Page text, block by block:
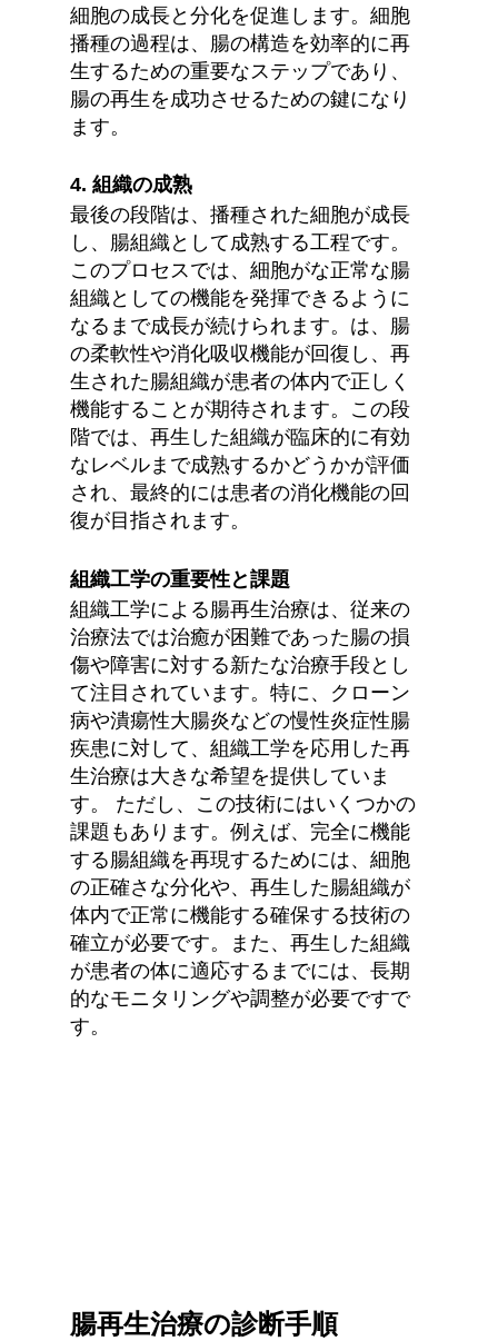
細胞の成長と分化を促進します。細胞
播種の過程は、腸の構造を効率的に再
生するための重要なステップであり、
腸の再生を成功させるための鍵になり
ます。
4. 組織の成熟
最後の段階は、播種された細胞が成長
し、腸組織として成熟する工程です。
このプロセスでは、細胞がな正常な腸
組織としての機能を発揮できるように
なるまで成長が続けられます。は、腸
の柔軟性や消化吸収機能が回復し、再
生された腸組織が患者の体内で正しく
機能することが期待されます。この段
階では、再生した組織が臨床的に有効
なレベルまで成熟するかどうかが評価
され、最終的には患者の消化機能の回
復が目指されます。
組織工学の重要性と課題
組織工学による腸再生治療は、従来の
治療法では治癒が困難であった腸の損
傷や障害に対する新たな治療手段とし
て注目されています。特に、クローン
病や潰瘍性大腸炎などの慢性炎症性腸
疾患に対して、組織工学を応用した再
生治療は大きな希望を提供していま
す。 ただし、この技術にはいくつかの
課題もあります。例えば、完全に機能
する腸組織を再現するためには、細胞
の正確さな分化や、再生した腸組織が
体内で正常に機能する確保する技術の
確立が必要です。また、再生した組織
が患者の体に適応するまでには、長期
的なモニタリングや調整が必要ですで
す。
腸再生治療の診断手順